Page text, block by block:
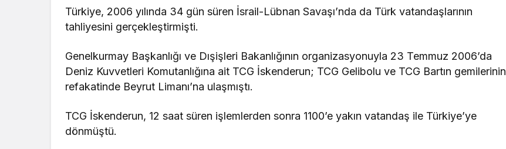
Türkiye, 2006 yılında 34 gün süren İsrail-Lübnan Savaşı’nda da Türk vatandaşlarının
tahliyesini gerçekleştirmişti.
Genelkurmay Başkanlığı ve Dışişleri Bakanlığının organizasyonuyla 23 Temmuz 2006’da
Deniz Kuvvetleri Komutanlığına ait TCG İskenderun; TCG Gelibolu ve TCG Bartın gemilerinin
refakatinde Beyrut Limanı’na ulaşmıştı.
TCG İskenderun, 12 saat süren işlemlerden sonra 1100’e yakın vatandaş ile Türkiye’ye
dönmüştü.